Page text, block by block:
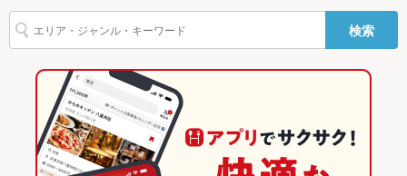
Wi-Fi
さい。
あり ：50台収容可能。
英語メニュ
あり
まつもと町屋駅 × 和食
まつもと町屋駅 × 寿司
福井
福井 × 和食
福井 × 寿司
まつもと町屋駅
天うどん
福井のグルメランキング
福井の和食ランキング
福井の寿司ランキング
福井市のグルメランキング
検索